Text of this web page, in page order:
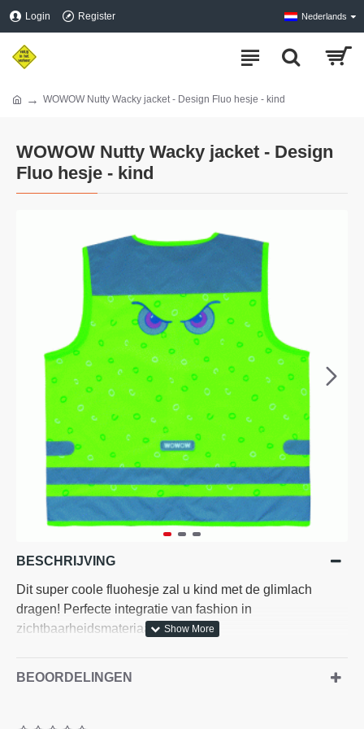
Login Register Nederlands
WOWOW Nutty Wacky jacket - Design Fluo hesje - kind
WOWOW Nutty Wacky jacket - Design
Fluo hesje - kind
BESCHRIJVING
Dit super coole fluohesje zal u kind met de glimlach
dragen! Perfecte integratie van fashion in
zichtbaarheidsmateriaal.
BEOORDELINGEN